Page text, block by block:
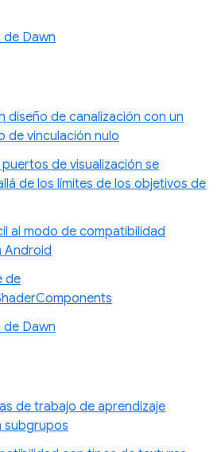
Dawn
diseño de canalización con un
de vinculación nulo
de visualización se
de los límites de los objetivos de
al modo de compatibilidad
Android
de
Dawn
de trabajo de aprendizaje
subgrupos